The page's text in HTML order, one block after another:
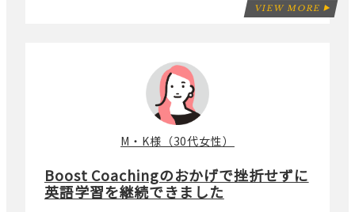
VIEW MORE
Boost Coachingのおかげで挫折せずに
英語学習を継続できました
M・K様（30代女性）